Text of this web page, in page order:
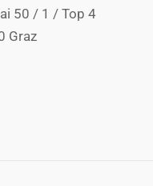
50 / 1 / Top 4
Graz